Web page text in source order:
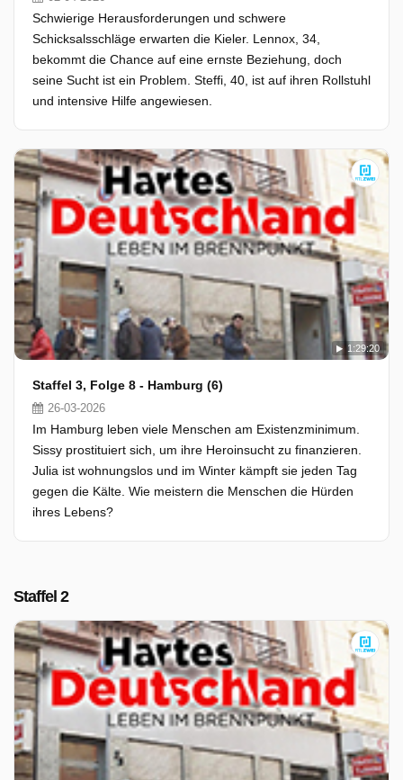
Schwierige Herausforderungen und schwere
Schicksalsschläge erwarten die Kieler. Lennox, 34,
bekommt die Chance auf eine ernste Beziehung, doch
seine Sucht ist ein Problem. Steffi, 40, ist auf ihren Rollstuhl
und intensive Hilfe angewiesen.
1:29:20
Staffel 3, Folge 8 - Hamburg (6)
26-03-2026
Im Hamburg leben viele Menschen am Existenzminimum.
Sissy prostituiert sich, um ihre Heroinsucht zu finanzieren.
Julia ist wohnungslos und im Winter kämpft sie jeden Tag
gegen die Kälte. Wie meistern die Menschen die Hürden
ihres Lebens?
Staffel 2